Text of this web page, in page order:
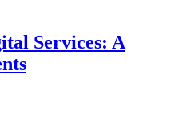
Services: A